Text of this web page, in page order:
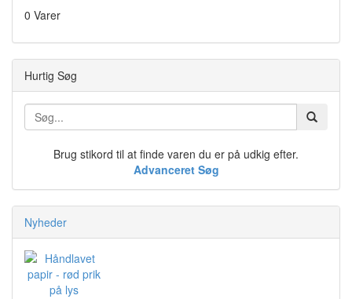
0 Varer
Hurtig Søg
Brug stikord til at finde varen du er på udkig efter.
Advanceret Søg
Nyheder